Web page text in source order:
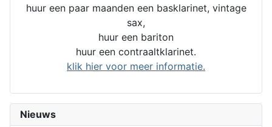
huur een paar maanden een basklarinet, vintage
sax,
huur een bariton
huur een contraaltklarinet.
klik hier voor meer informatie.
Nieuws